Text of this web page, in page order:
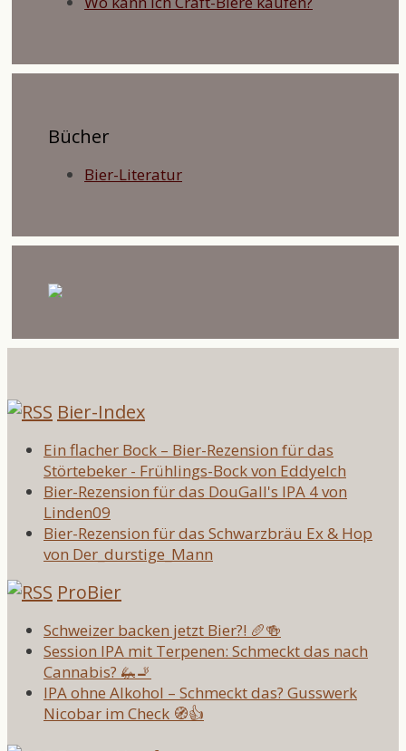
Bücher
Bier-Literatur
Bier-Index
Ein flacher Bock – Bier-Rezension für das
Störtebeker - Frühlings-Bock von Eddyelch
Bier-Rezension für das DouGall's IPA 4 von
Linden09
Bier-Rezension für das Schwarzbräu Ex & Hop
von Der_durstige_Mann
ProBier
Schweizer backen jetzt Bier?! 🥖🍻
Session IPA mit Terpenen: Schmeckt das nach
Cannabis? 🦗🚬
IPA ohne Alkohol – Schmeckt das? Gusswerk
Nicobar im Check 🧭👍